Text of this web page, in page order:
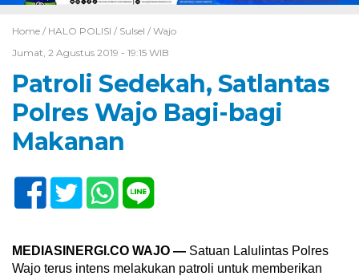
Home / HALO POLISI / Sulsel / Wajo
Jumat, 2 Agustus 2019 - 19:15 WIB
Patroli Sedekah, Satlantas
Polres Wajo Bagi-bagi
Makanan
MEDIASINERGI.CO WAJO — Satuan Lalulintas Polres
Wajo terus intens melakukan patroli untuk memberikan